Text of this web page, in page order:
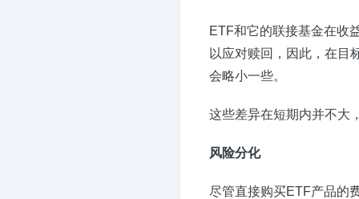
ETF和它的联接基金在收
以应对赎回，因此，在目
会略小一些。
这些差异在短期内并不大
风险分化
尽管直接购买ETF产品的